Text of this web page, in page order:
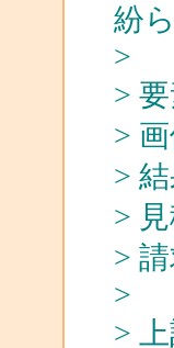
紛
>
>
>
>
>
>
>
>